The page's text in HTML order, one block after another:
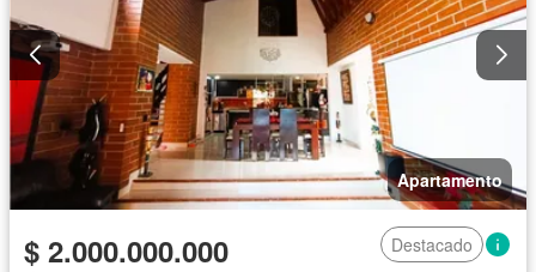
Apartamento
$ 2.000.000.000
Destacado